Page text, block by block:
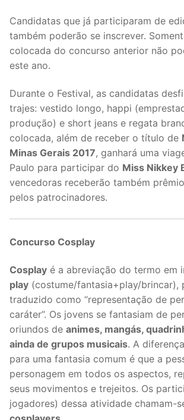
Candidatas que já participaram de
também poderão se inscrever.
colocada do concurso anterior não
este ano.
Durante o Festival, as candidatas
trajes: vestido longo, happi
produção) e short jeans e regata
colocada, além de receber o título de
Minas Gerais 2017, ganhará uma
Paulo para participar do Miss Nikkey
vencedoras receberão também
pelos patrocinadores.
Concurso Cosplay
Cosplay é a abreviação do termo em
play (costume/fantasia+play/brincar),
traduzido como “representação de
caráter”. Os jovens se fantasiam de
oriundos de animes, mangás,
ainda de grupos musicais. A
para uma fantasia comum é que a
personagem em todos os aspectos,
seus movimentos e trejeitos. Os
jogadores) dessa atividade chamam-